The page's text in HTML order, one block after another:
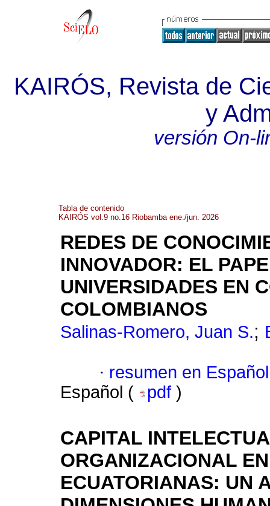
KAIRÓS, Revista de
y
versión On-
Tabla de contenido
KAIRÓS vol.9 no.16 Riobamba ene./jun. 2026
REDES DE
INNOVADOR: EL
UNIVERSIDADES EN
COLOMBIANOS
Salinas-Romero, Juan S.;
· resumen en Español
Español (
pdf )
CAPITAL
ORGANIZACIONAL
ECUATORIANAS: UN